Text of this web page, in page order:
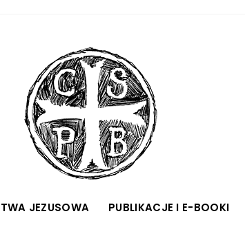
JEZUSOWA PUBLIKACJE I E-BOOKI